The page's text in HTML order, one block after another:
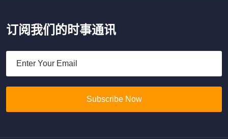
订阅我们的时事通讯
Subscribe Now